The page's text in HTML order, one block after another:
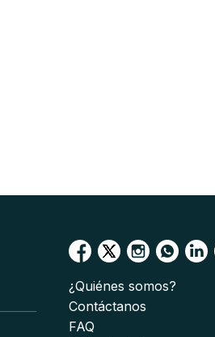
¿Quiénes somos?
Contáctanos
FAQ